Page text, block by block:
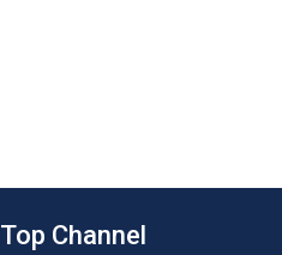
Top Channel